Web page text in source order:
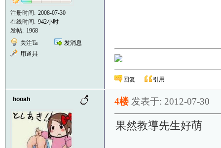
注册时间: 2008-07-30
在线时间: 942小时
发帖: 1968
关注Ta
发消息
用道具
回复 引用
hooah 4楼 发表于: 2012-07-30
果然教導先生好萌